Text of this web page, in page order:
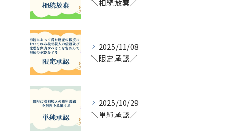
＼相続放棄／
2025/11/08
＼限定承認／
2025/10/29
＼単純承認／